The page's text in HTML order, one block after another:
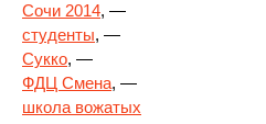
Сочи 2014, —
студенты, —
Сукко, —
ФДЦ Смена, —
школа вожатых